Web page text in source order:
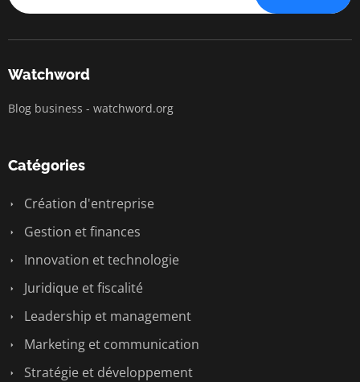
Watchword
Blog business - watchword.org
Catégories
Création d'entreprise
Gestion et finances
Innovation et technologie
Juridique et fiscalité
Leadership et management
Marketing et communication
Stratégie et développement